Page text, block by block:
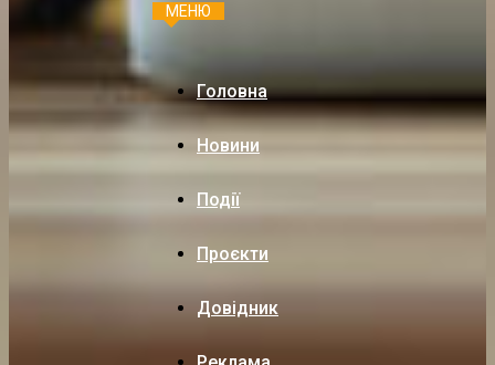
МЕНЮ
Головна
Новини
Події
Проєкти
Довідник